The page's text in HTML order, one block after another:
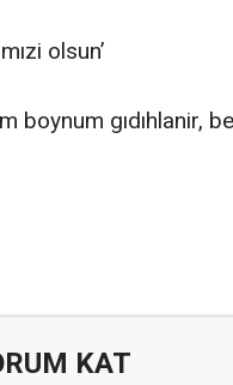
olsun’
boynum gıdıhlanir,
KAT